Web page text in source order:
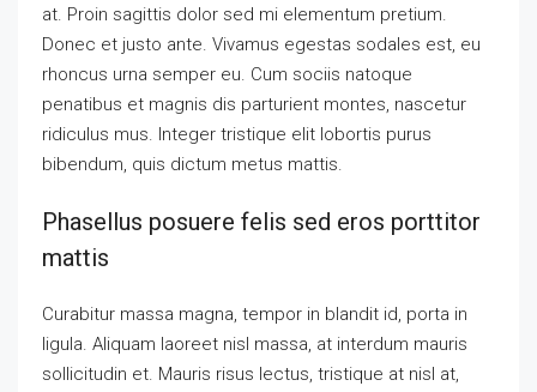
at. Proin sagittis dolor sed mi elementum pretium.
Donec et justo ante. Vivamus egestas sodales est, eu
rhoncus urna semper eu. Cum sociis natoque
penatibus et magnis dis parturient montes, nascetur
ridiculus mus. Integer tristique elit lobortis purus
bibendum, quis dictum metus mattis.
Phasellus posuere felis sed eros porttitor
mattis
Curabitur massa magna, tempor in blandit id, porta in
ligula. Aliquam laoreet nisl massa, at interdum mauris
sollicitudin et. Mauris risus lectus, tristique at nisl at,